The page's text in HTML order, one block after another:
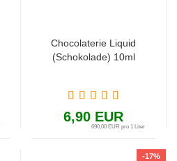
Chocolaterie Liquid
(Schokolade) 10ml
6,90 EUR
690,00 EUR pro 1 Liter
-17%